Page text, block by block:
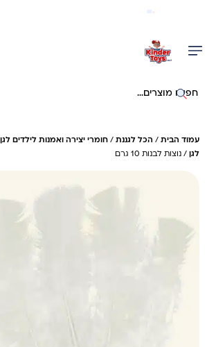
חיפוש באתר
עמוד הבית / הכל לגננת / חומרי יצירה ואמנות לילדים לגן
לגן / נוצות לבנות 10 גרם